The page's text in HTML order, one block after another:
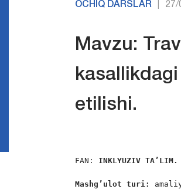
OCHIQ DARSLAR 27/
Mavzu:
etilishi.
FAN: INKLYUZIV TA’LIM.
Mashg’ulot turi: